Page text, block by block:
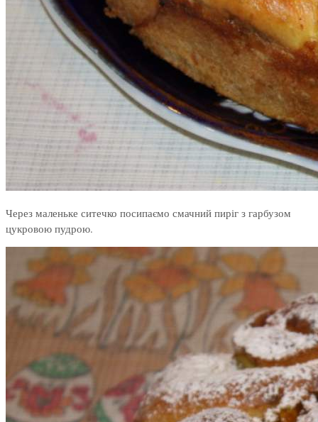
Через маленьке ситечко посипаємо смачний пиріг з гарбузом
цукровою пудрою.